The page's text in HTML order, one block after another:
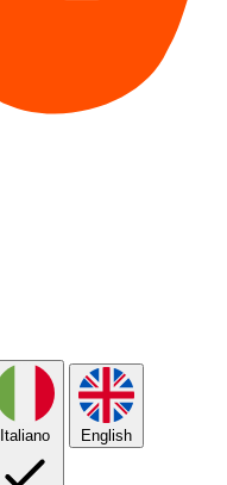
Italiano English